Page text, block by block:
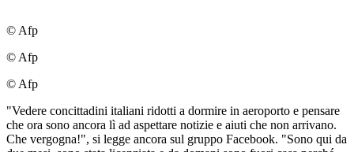
© Afp
© Afp
© Afp
"Vedere concittadini italiani ridotti a dormire in aeroporto e pensare
che ora sono ancora lì ad aspettare notizie e aiuti che non arrivano.
Che vergogna!", si legge ancora sul gruppo Facebook. "Sono qui da